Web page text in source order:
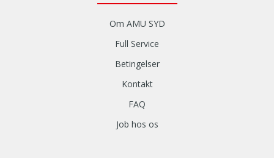
Om AMU SYD
Full Service
Betingelser
Kontakt
FAQ
Job hos os